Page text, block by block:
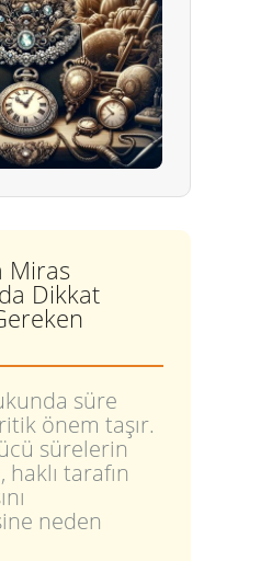
Miras
Dikkat
süre
önem taşır.
sürelerin
haklı tarafın
neden